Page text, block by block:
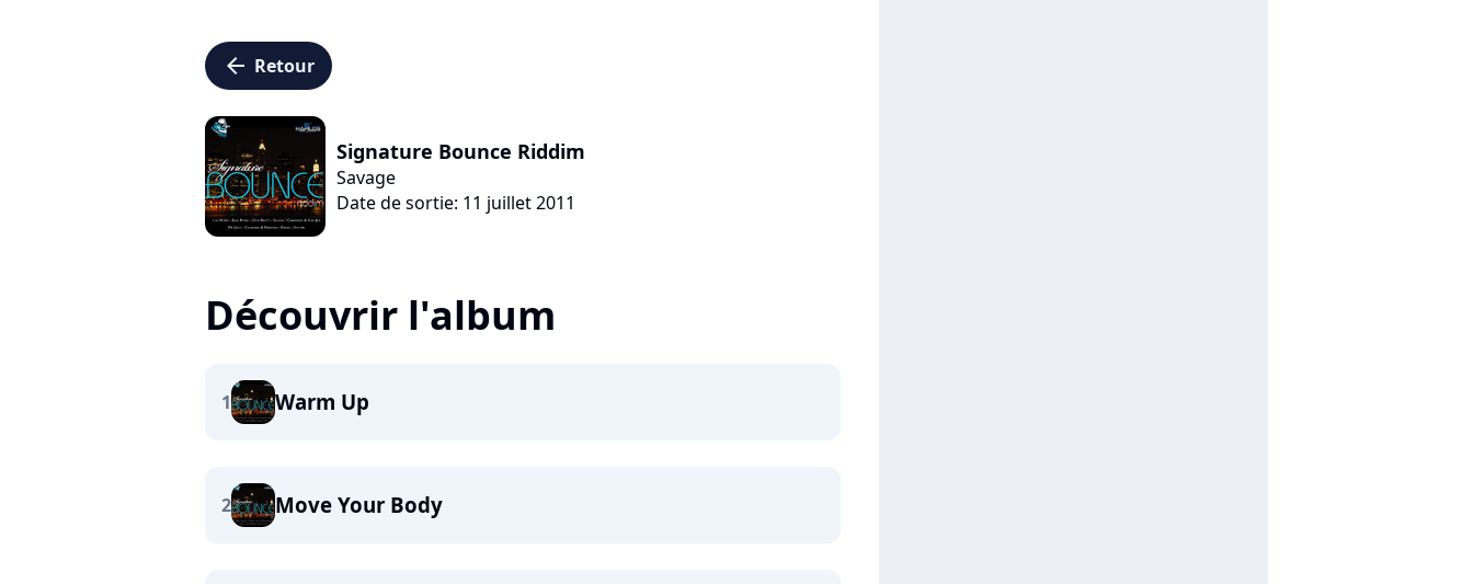
arrow_left Retour
Signature Bounce Riddim
Savage
Date de sortie: 11 juillet 2011
Découvrir l'album
1 Warm Up
2 Move Your Body